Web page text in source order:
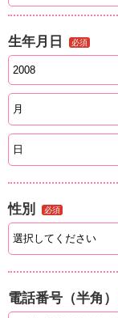
生年月日 必須
性別 必須
電話番号（半角）